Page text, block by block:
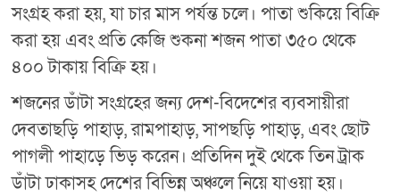
সংগ্রহ করা হয়, যা চার মাস পর্যন্ত চলে। পাতা শুকিয়ে বিক্রি
করা হয় এবং প্রতি কেজি শুকনা শজন পাতা ৩৫০ থেকে
৪০০ টাকায় বিক্রি হয়।
শজনের ডাঁটা সংগ্রহের জন্য দেশ-বিদেশের ব্যবসায়ীরা
দেবতাছড়ি পাহাড়, রামপাহাড়, সাপছড়ি পাহাড়, এবং ছোট
পাগলী পাহাড়ে ভিড় করেন। প্রতিদিন দুই থেকে তিন ট্রাক
ডাঁটা ঢাকাসহ দেশের বিভিন্ন অঞ্চলে নিয়ে যাওয়া হয়।